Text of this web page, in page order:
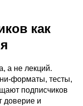
как
а не лекций.
форматы, тесты,
подписчиков
доверие и